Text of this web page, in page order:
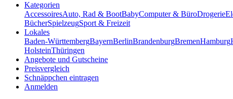
Kategorien
AccessoiresAuto, Rad & BootBabyComputer & BüroDrogerie
BücherSpielzeugSport & Freizeit
Lokales
Baden-WürttembergBayernBerlinBrandenburgBremenHamburg
HolsteinThüringen
Angebote und Gutscheine
Preisvergleich
Schnäppchen eintragen
Anmelden